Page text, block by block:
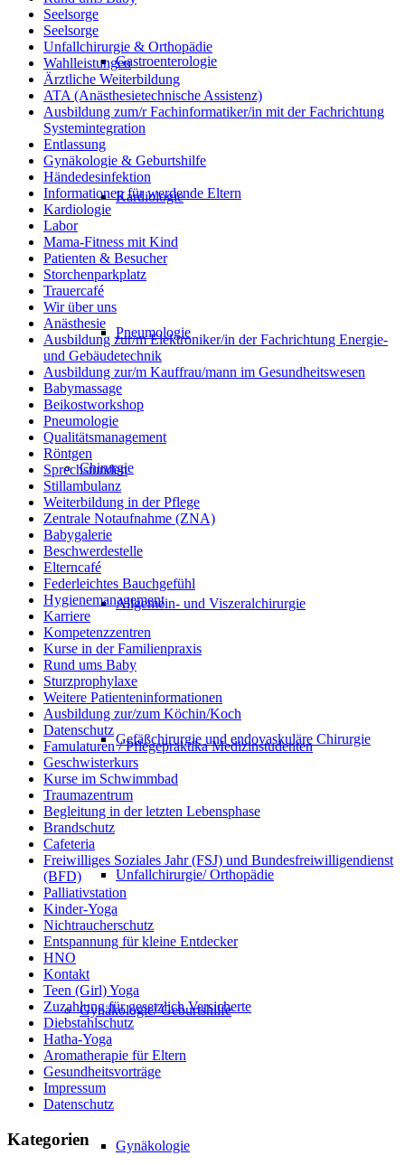
Gastroenterologie
Kardiologie
Pneumologie
Chirurgie
Allgemein- und Viszeralchirurgie
Gefäßchirurgie und endovaskuläre Chirurgie
Unfallchirurgie/ Orthopädie
Gynäkologie/ Geburtshilfe
Gynäkologie
Seelsorge
Seelsorge
Unfallchirurgie & Orthopädie
Wahlleistungen
Ärztliche Weiterbildung
ATA (Anästhesietechnische Assistenz)
Ausbildung zum/r Fachinformatiker/in mit der Fachrichtung
Systemintegration
Entlassung
Gynäkologie & Geburtshilfe
Händedesinfektion
Informationen für werdende Eltern
Kardiologie
Labor
Mama-Fitness mit Kind
Patienten & Besucher
Storchenparkplatz
Trauercafé
Wir über uns
Anästhesie
Ausbildung zur/m Elektroniker/in der Fachrichtung Energie-
und Gebäudetechnik
Ausbildung zur/m Kauffrau/mann im Gesundheitswesen
Babymassage
Beikostworkshop
Pneumologie
Qualitätsmanagement
Röntgen
Sprechstunden
Stillambulanz
Weiterbildung in der Pflege
Zentrale Notaufnahme (ZNA)
Babygalerie
Beschwerdestelle
Elterncafé
Federleichtes Bauchgefühl
Hygienemanagement
Karriere
Kompetenzzentren
Kurse in der Familienpraxis
Rund ums Baby
Sturzprophylaxe
Weitere Patienteninformationen
Ausbildung zur/zum Köchin/Koch
Datenschutz
Famulaturen / Pflegepraktika Medizinstudenten
Geschwisterkurs
Kurse im Schwimmbad
Traumazentrum
Begleitung in der letzten Lebensphase
Brandschutz
Cafeteria
Freiwilliges Soziales Jahr (FSJ) und Bundesfreiwilligendienst
(BFD)
Palliativstation
Kinder-Yoga
Nichtraucherschutz
Entspannung für kleine Entdecker
HNO
Kontakt
Teen (Girl) Yoga
Zuzahlung für gesetzlich Versicherte
Diebstahlschutz
Hatha-Yoga
Aromatherapie für Eltern
Gesundheitsvorträge
Impressum
Datenschutz
Kategorien